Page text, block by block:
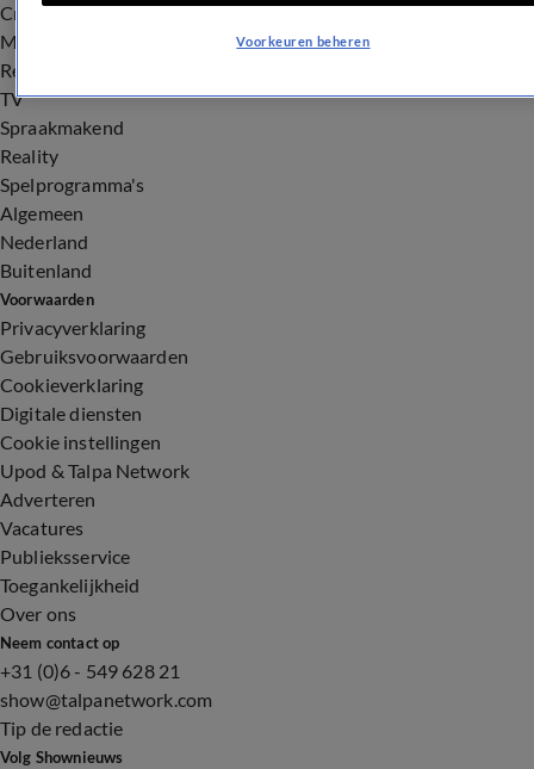
Crime
Misdaad
Rechtszaken
TV
Spraakmakend
Reality
Spelprogramma's
Algemeen
Nederland
Buitenland
Voorwaarden
Privacyverklaring
Gebruiksvoorwaarden
Cookieverklaring
Digitale diensten
Cookie instellingen
Upod & Talpa Network
Adverteren
Vacatures
Publieksservice
Toegankelijkheid
Over ons
Neem contact op
+31 (0)6 - 549 628 21
show@talpanetwork.com
Tip de redactie
Volg Shownieuws
Voorkeuren beheren